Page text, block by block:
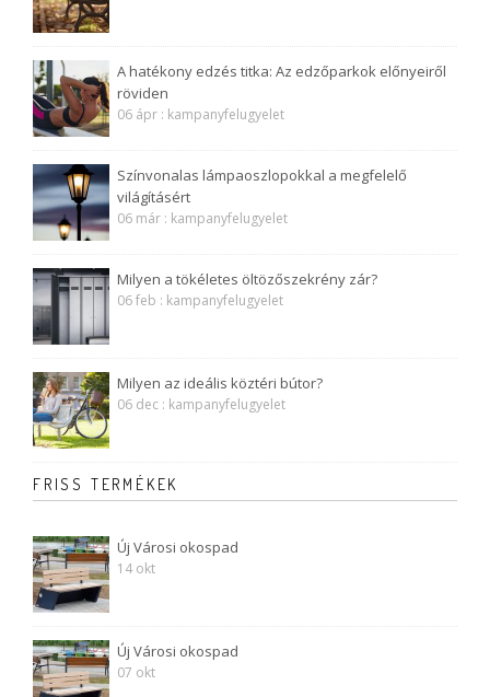
A hatékony edzés titka: Az edzőparkok előnyeiről
röviden
06 ápr : kampanyfelugyelet
Színvonalas lámpaoszlopokkal a megfelelő
világításért
06 már : kampanyfelugyelet
Milyen a tökéletes öltözőszekrény zár?
06 feb : kampanyfelugyelet
Milyen az ideális köztéri bútor?
06 dec : kampanyfelugyelet
FRISS TERMÉKEK
Új Városi okospad
14 okt
Új Városi okospad
07 okt